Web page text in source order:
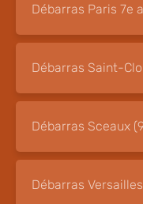
Débarras Paris 7e
Débarras Saint-
Débarras Sceaux
Débarras